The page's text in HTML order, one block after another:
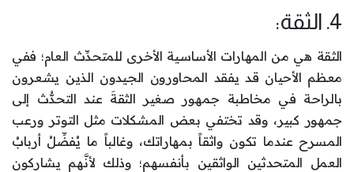
4. الثقة:
الثقة هي من المهارات الأساسية الأخرى للمتحدِّث العام؛ ففي
معظم الأحيان قد يفقد المحاورون الجيدون الذين يشعرون
بالراحة في مخاطبة جمهور صغير الثقةَ عند التحدُّث إلى
جمهور كبير، وقد تختفي بعض المشكلات مثل التوتر ورعب
المسرح عندما تكون واثقاً بمهاراتك، وغالباً ما يُفضِّلُ أربابُ
العمل المتحدثين الواثقين بأنفسهم؛ وذلك لأنَّهم يشاركون